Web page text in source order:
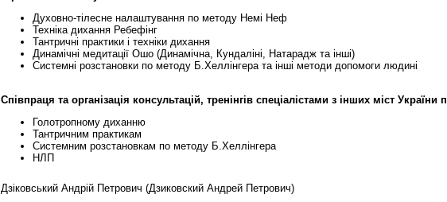
Духовно-тілесне налаштування по методу Немі Неф
Техніка дихання Ребефінг
Тантричні практики і техніки дихання
Динамічні медитації Ошо (Динамічна, Кундаліні, Натарадж та інші)
Системні розстановки по методу Б.Хеллінгера та інші методи допомоги людині
Співпраця та організація консультацій, тренінгів спеціалістами з інших міст України
Голотропному диханню
Тантричним практикам
Системним розстановкам по методу Б.Хеллінгера
НЛП
Дзіковський Андрій Петрович (Дзиковский Андрей Петрович)